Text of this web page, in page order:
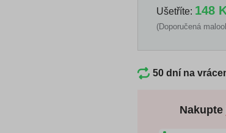
Ušetříte: 148
(Doporučená
50 dní na
Nakupte